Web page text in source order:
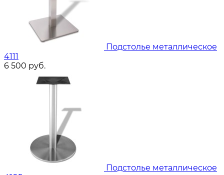
Подстолье металлическое
4111
6 500 руб.
Подстолье металлическое